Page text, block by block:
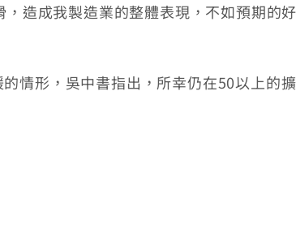
造成我製造業的整體表現，不如預期的好
形，吳中書指出，所幸仍在50以上的